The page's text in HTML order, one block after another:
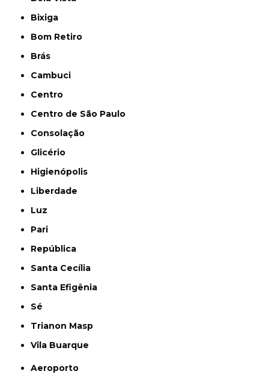
Bixiga
Bom Retiro
Brás
Cambuci
Centro
Centro de São Paulo
Consolação
Glicério
Higienópolis
Liberdade
Luz
Pari
República
Santa Cecília
Santa Efigênia
Sé
Trianon Masp
Vila Buarque
Aeroporto